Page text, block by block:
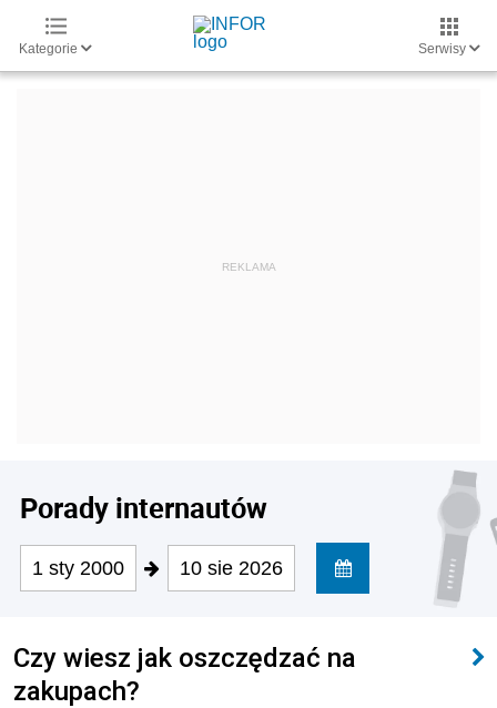
Kategorie Serwisy
Porady internautów
1 sty 2000 10 sie 2026
Czy wiesz jak oszczędzać na
zakupach?